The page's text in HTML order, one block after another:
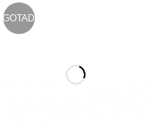
AGOTADO